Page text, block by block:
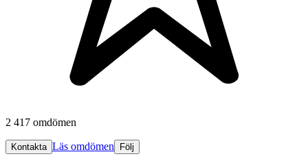
2 417 omdömen
Kontakta Läs omdömen Följ